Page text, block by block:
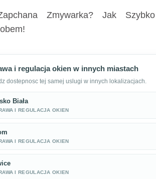
Zmywarka? Jak
i regulacja okien w innych miastach
dostepnosc tej samej uslugi w innych lokalizacjach.
Biała
I REGULACJA OKIEN
I REGULACJA OKIEN
I REGULACJA OKIEN